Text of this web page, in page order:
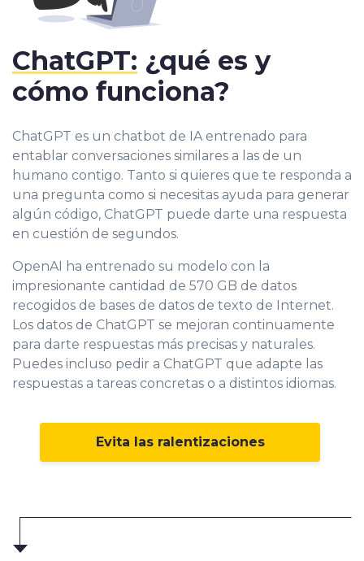
ChatGPT es un chatbot de IA entrenado para
entablar conversaciones similares a las de un
humano contigo. Tanto si quieres que te responda a
una pregunta como si necesitas ayuda para generar
algún código, ChatGPT puede darte una respuesta
en cuestión de segundos.
OpenAI ha entrenado su modelo con la
impresionante cantidad de 570 GB de datos
recogidos de bases de datos de texto de Internet.
Los datos de ChatGPT se mejoran continuamente
para darte respuestas más precisas y naturales.
Puedes incluso pedir a ChatGPT que adapte las
respuestas a tareas concretas o a distintos idiomas.
Evita las ralentizaciones
ChatGPT: ¿qué es y
cómo funciona?